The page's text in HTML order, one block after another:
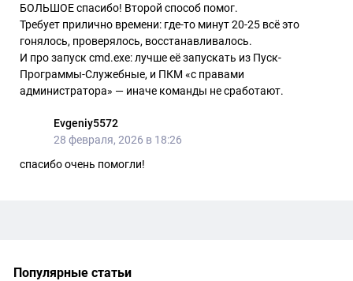
Популярные статьи
БОЛЬШОЕ спасибо! Второй способ помог.
Требует прилично времени: где-то минут 20-25 всё это
гонялось, проверялось, восстанавливалось.
И про запуск cmd.exe: лучше её запускать из Пуск-
Программы-Служебные, и ПКМ «с правами
администратора» — иначе команды не сработают.
Evgeniy5572
28 февраля, 2026 в 18:26
спасибо очень помогли!